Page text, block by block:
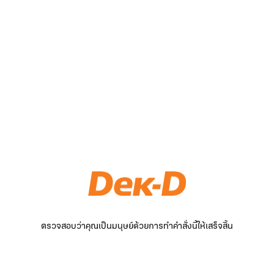
ตรวจสอบว่าคุณเป็นมนุษย์ด้วยการทำคำสั่งนี้ให้เสร็จสิ้น